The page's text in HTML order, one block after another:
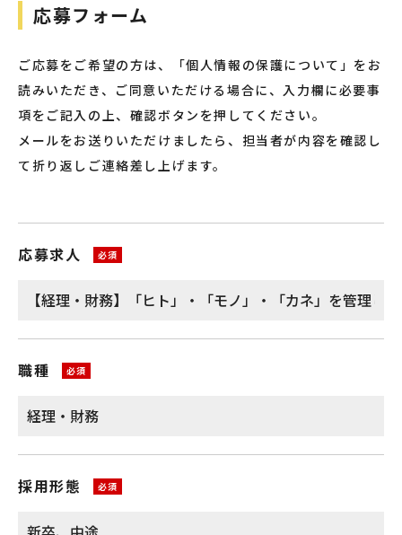
応募フォーム
ご応募をご希望の方は、「個人情報の保護について」をお
読みいただき、ご同意いただける場合に、入力欄に必要事
項をご記入の上、確認ボタンを押してください。
メールをお送りいただけましたら、担当者が内容を確認し
て折り返しご連絡差し上げます。
応募求人
職種
採用形態